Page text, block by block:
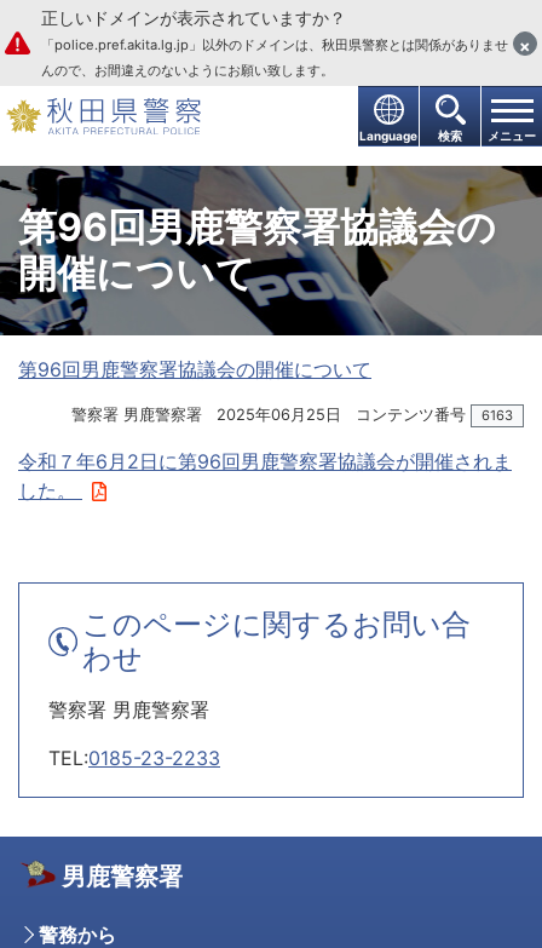
本文へ
Language 検索 メニュー
正しいドメインが表示されていますか？
「police.pref.akita.lg.jp」以外のドメインは、秋田県警察とは関係がありませ
んので、お間違えのないようにお願い致します。
×
第96回男鹿警察署協議会の
開催について
第96回男鹿警察署協議会の開催について
警察署 男鹿警察署 2025年06月25日 コンテンツ番号 6163
令和７年6月2日に第96回男鹿警察署協議会が開催されま
した。
このページに関するお問い合
わせ
警察署 男鹿警察署
TEL:0185-23-2233
男鹿警察署
警務から